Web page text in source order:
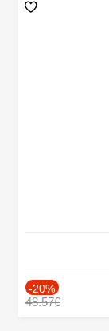
-20%
48.57€